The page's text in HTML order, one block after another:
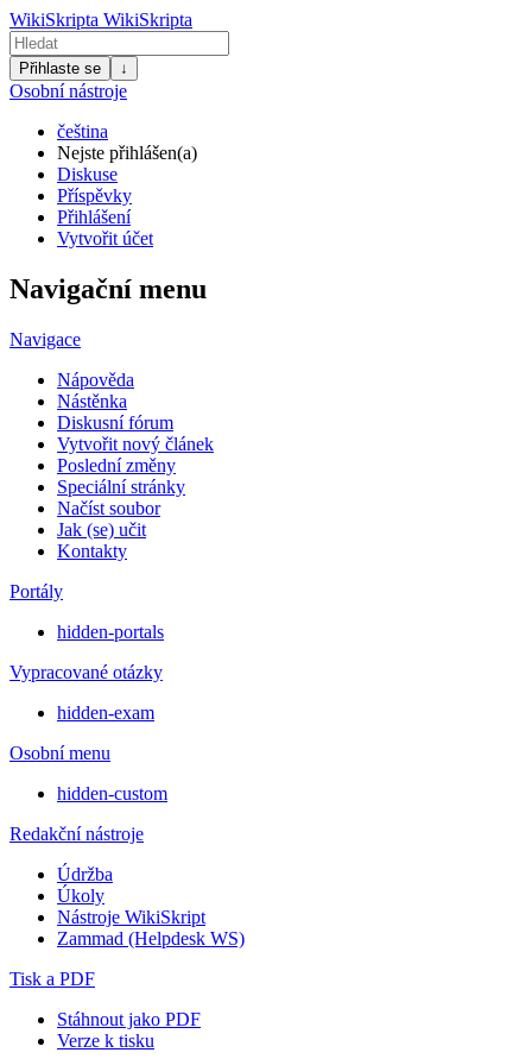
WikiSkripta WikiSkripta
Přihlaste se ↓
Osobní nástroje
čeština
Nejste přihlášen(a)
Diskuse
Příspěvky
Přihlášení
Vytvořit účet
Navigační menu
Navigace
Nápověda
Nástěnka
Diskusní fórum
Vytvořit nový článek
Poslední změny
Speciální stránky
Načíst soubor
Jak (se) učit
Kontakty
Portály
hidden-portals
Vypracované otázky
hidden-exam
Osobní menu
hidden-custom
Redakční nástroje
Údržba
Úkoly
Nástroje WikiSkript
Zammad (Helpdesk WS)
Tisk a PDF
Stáhnout jako PDF
Verze k tisku